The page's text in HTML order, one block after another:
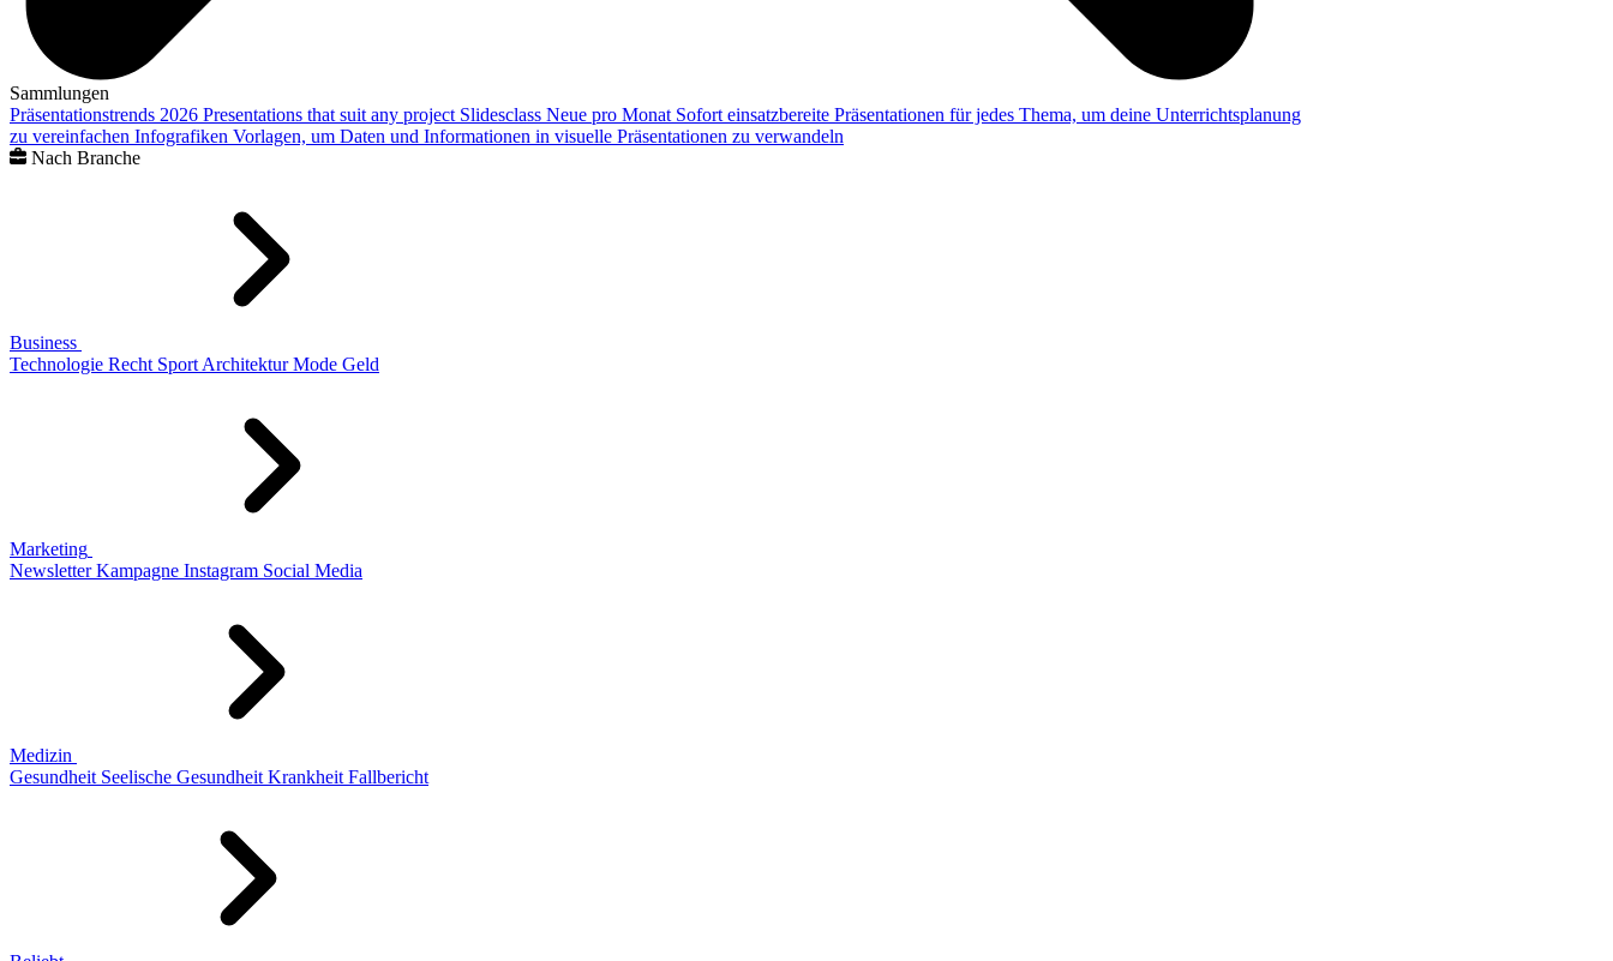
Sammlungen
Präsentationstrends 2026 Presentations that suit any project Slidesclass Neue pro Monat Sofort einsatzbereite Präsentationen für jedes Thema, um deine Unterrichtsplanung
zu vereinfachen Infografiken Vorlagen, um Daten und Informationen in visuelle Präsentationen zu verwandeln
Nach Branche
Business
Technologie Recht Sport Architektur Mode Geld
Marketing
Newsletter Kampagne Instagram Social Media
Medizin
Gesundheit Seelische Gesundheit Krankheit Fallbericht